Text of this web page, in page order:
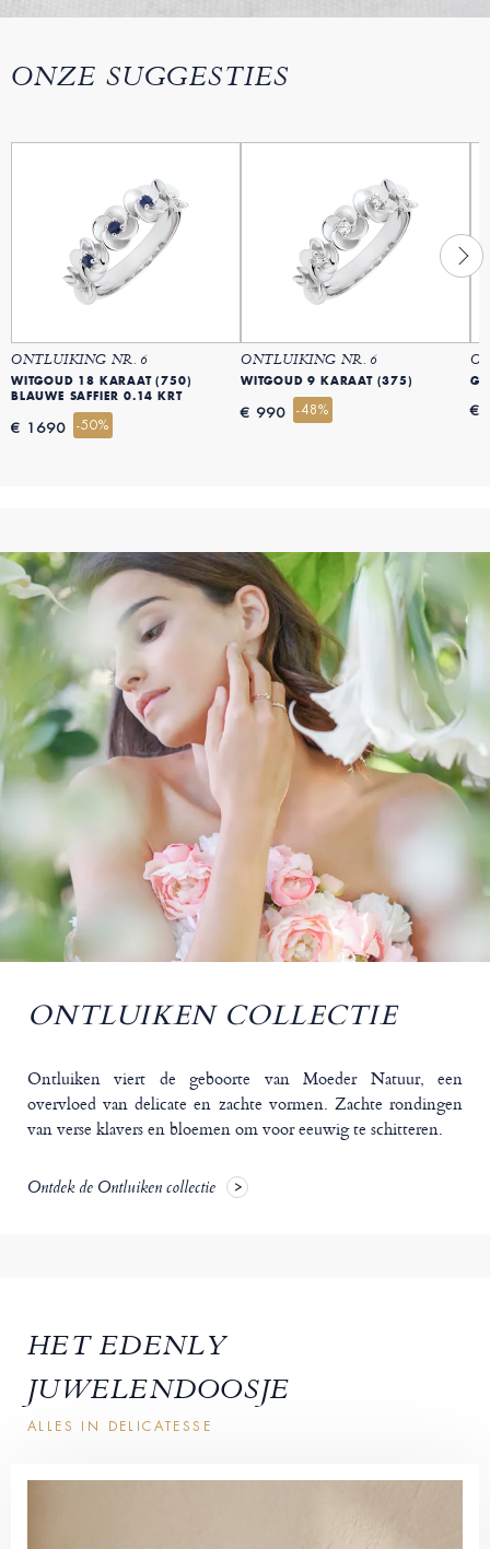
ONZE SUGGESTIES
ONTLUIKING NR. 6
WITGOUD 18 KARAAT (750)
BLAUWE SAFFIER 0.14 KRT
€ 1690 -50%
ONTLUIKING NR. 6
WITGOUD 9 KARAAT (375)
€ 990 -48% €
ONTLUIKEN COLLECTIE
Ontluiken viert de geboorte van Moeder Natuur, een
overvloed van delicate en zachte vormen. Zachte rondingen
van verse klavers en bloemen om voor eeuwig te schitteren.
Ontdek de Ontluiken collectie
HET EDENLY
JUWELENDOOSJE
ALLES IN DELICATESSE